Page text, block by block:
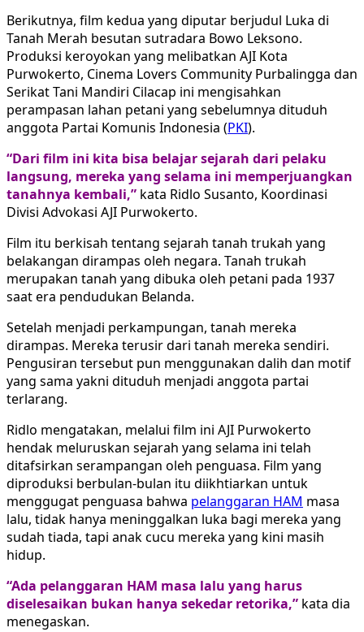
Berikutnya, film kedua yang diputar berjudul Luka di
Tanah Merah besutan sutradara Bowo Leksono.
Produksi keroyokan yang melibatkan AJI Kota
Purwokerto, Cinema Lovers Community Purbalingga dan
Serikat Tani Mandiri Cilacap ini mengisahkan
perampasan lahan petani yang sebelumnya dituduh
anggota Partai Komunis Indonesia (PKI).
“Dari film ini kita bisa belajar sejarah dari pelaku
langsung, mereka yang selama ini memperjuangkan
tanahnya kembali,” kata Ridlo Susanto, Koordinasi
Divisi Advokasi AJI Purwokerto.
Film itu berkisah tentang sejarah tanah trukah yang
belakangan dirampas oleh negara. Tanah trukah
merupakan tanah yang dibuka oleh petani pada 1937
saat era pendudukan Belanda.
Setelah menjadi perkampungan, tanah mereka
dirampas. Mereka terusir dari tanah mereka sendiri.
Pengusiran tersebut pun menggunakan dalih dan motif
yang sama yakni dituduh menjadi anggota partai
terlarang.
Ridlo mengatakan, melalui film ini AJI Purwokerto
hendak meluruskan sejarah yang selama ini telah
ditafsirkan serampangan oleh penguasa. Film yang
diproduksi berbulan-bulan itu diikhtiarkan untuk
menggugat penguasa bahwa pelanggaran HAM masa
lalu, tidak hanya meninggalkan luka bagi mereka yang
sudah tiada, tapi anak cucu mereka yang kini masih
hidup.
“Ada pelanggaran HAM masa lalu yang harus
diselesaikan bukan hanya sekedar retorika,” kata dia
menegaskan.